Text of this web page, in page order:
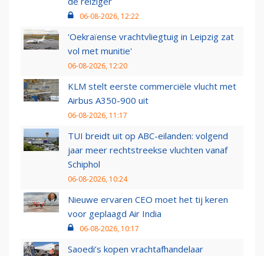
06-08-2026, 12:22
'Oekraïense vrachtvliegtuig in Leipzig zat
vol met munitie'
06-08-2026, 12:20
KLM stelt eerste commerciële vlucht met
Airbus A350-900 uit
06-08-2026, 11:17
TUI breidt uit op ABC-eilanden: volgend
jaar meer rechtstreekse vluchten vanaf
Schiphol
06-08-2026, 10:24
Nieuwe ervaren CEO moet het tij keren
voor geplaagd Air India
06-08-2026, 10:17
Saoedi’s kopen vrachtafhandelaar